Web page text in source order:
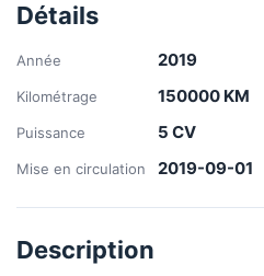
Détails
Année 2019
Kilométrage 150000 KM
Puissance 5 CV
Mise en circulation 2019-09-01
Description